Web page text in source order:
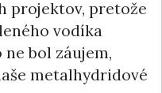
projektov, pretože
vodíka
bol záujem,
metalhydridové